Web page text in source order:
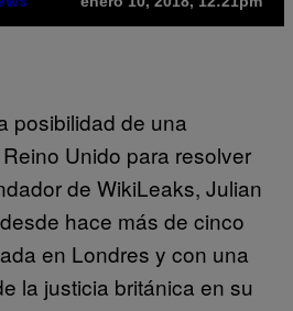
posibilidad de una
Unido para resolver
de WikiLeaks, Julian
hace más de cinco
en Londres y con una
la justicia británica en su